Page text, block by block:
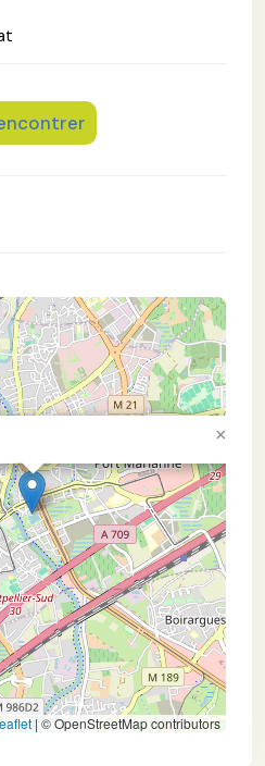
×
|© OpenStreetMap contributors